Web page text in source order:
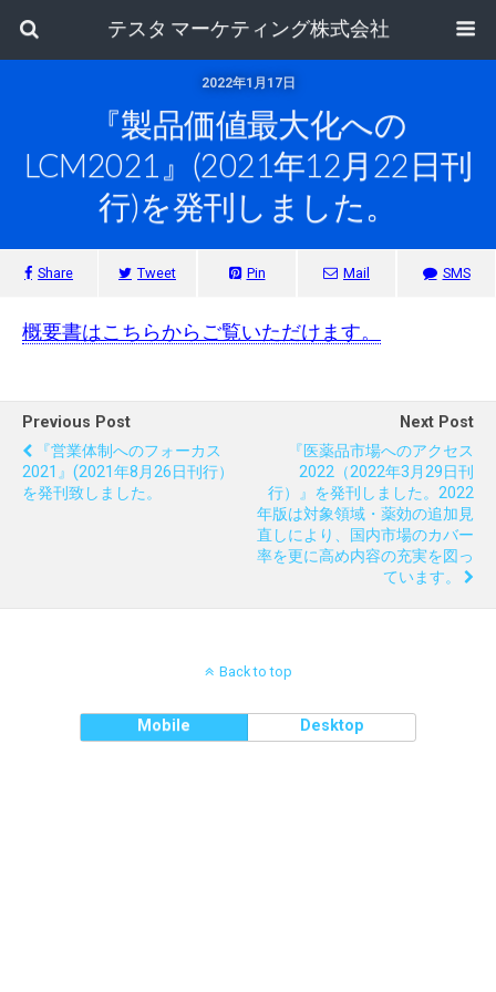
テスタ マーケティング株式会社
2022年1月17日
『製品価値最大化への
LCM2021』(2021年12月22日刊
行)を発刊しました。
Share Tweet Pin Mail SMS
概要書はこちらからご覧いただけます。
Previous Post
『営業体制へのフォーカス
2021』(2021年8月26日刊行）
を発刊致しました。
Next Post
『医薬品市場へのアクセス
2022（2022年3月29日刊
行）』を発刊しました。2022
年版は対象領域・薬効の追加見
直しにより、国内市場のカバー
率を更に高め内容の充実を図っ
ています。
Back to top
Mobile Desktop